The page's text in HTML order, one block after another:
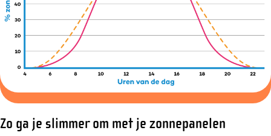
Zo ga je slimmer om met je zonnepanelen